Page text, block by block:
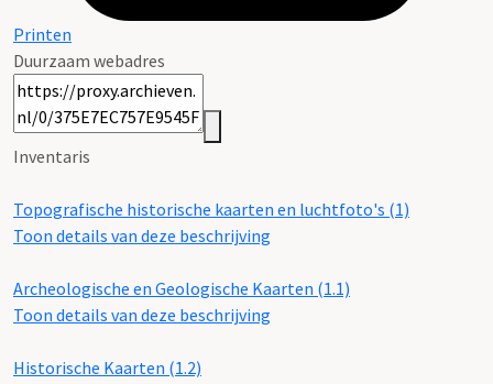
Printen
Duurzaam webadres
Inventaris
Topografische historische kaarten en luchtfoto's (1)
Toon details van deze beschrijving
Archeologische en Geologische Kaarten (1.1)
Toon details van deze beschrijving
Historische Kaarten (1.2)